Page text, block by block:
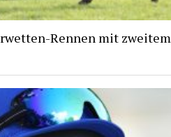
Rennen mit zweitem